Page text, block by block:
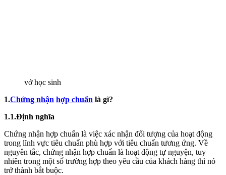
vở học sinh
1.Chứng nhận hợp chuẩn là gì?
1.1.Định nghĩa
Chứng nhận hợp chuẩn là việc xác nhận đối tượng của hoạt động
trong lĩnh vực tiêu chuẩn phù hợp với tiêu chuẩn tương ứng. Về
nguyên tắc, chứng nhận hợp chuẩn là hoạt động tự nguyện, tuy
nhiên trong một số trường hợp theo yêu cầu của khách hàng thì nó
trở thành bắt buộc.